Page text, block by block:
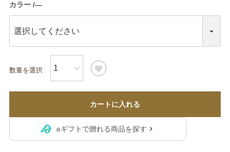
カラー ―
カートに入れる
eギフトで贈れる商品を探す